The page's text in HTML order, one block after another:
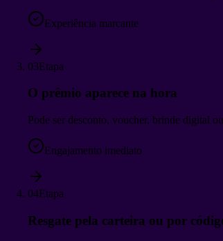
Experiência marcante
03Etapa
O prêmio aparece na hora
Pode ser desconto, voucher, brinde digital
Engajamento imediato
04Etapa
Resgate pela carteira ou por